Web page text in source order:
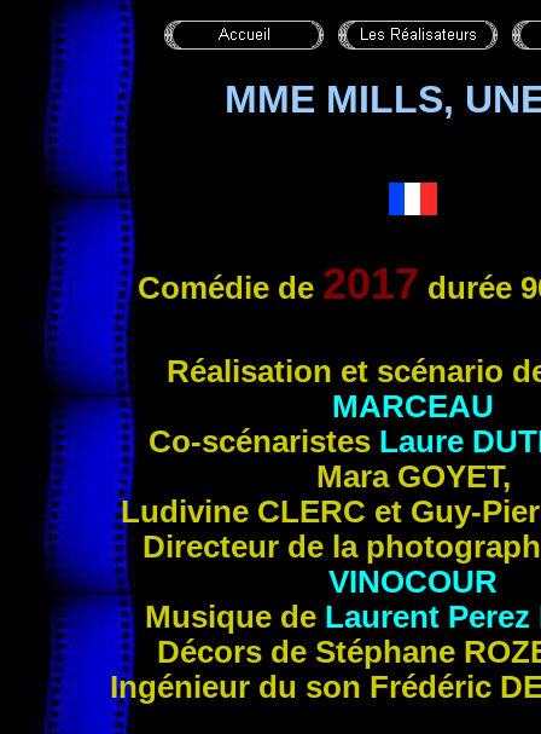
MME MILLS,
Comédie de 2017 durée
Réalisation et scénario
MARCEAU
Co-scénaristes Laure
Mara GOYET,
Ludivine CLERC et Guy-
Directeur de la
VINOCOUR
Musique de Laurent Perez
Décors de Stéphane
Ingénieur du son Frédéric